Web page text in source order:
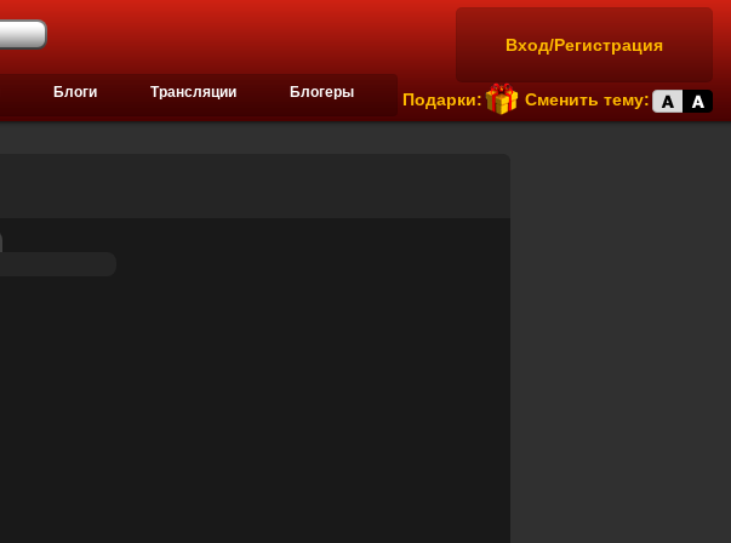
Вход/Регистрация
Подарки: Сменить тему:
Блоги Трансляции Блогеры